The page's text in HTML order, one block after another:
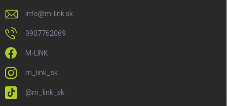
info@m-link.sk
0907762069
M-LINK
m_link_sk
@m_link_sk